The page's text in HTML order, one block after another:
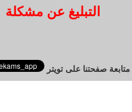
التبليغ عن مشكلة
صفحتنا على تويتر